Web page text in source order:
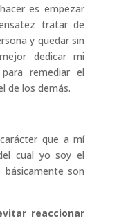
es empezar
tratar de
y quedar sin
dedicar mi
remediar el
de los demás.
que a mí
cual yo soy el
son
reaccionar